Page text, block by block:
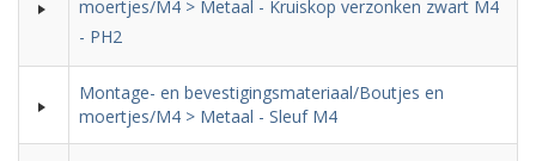
moertjes/M4 > Metaal - Kruiskop verzonken zwart M4
- PH2
Montage- en bevestigingsmateriaal/Boutjes en
moertjes/M4 > Metaal - Sleuf M4